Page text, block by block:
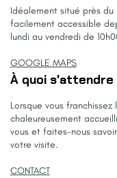
Idéalement situé près
facilement accessible
lundi au vendredi de
GOOGLE MAPS
À quoi s'attendre
Lorsque vous
chaleureusement
vous et faites-nous
votre visite.
CONTACT